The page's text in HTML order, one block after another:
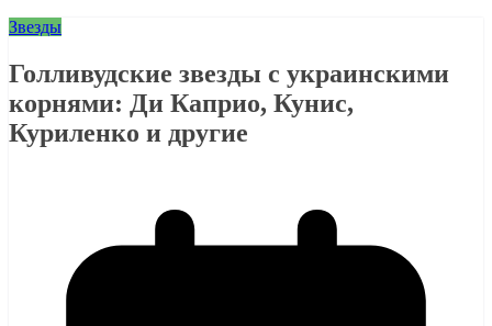
Звезды
Голливудские звезды с украинскими
корнями: Ди Каприо, Кунис,
Куриленко и другие